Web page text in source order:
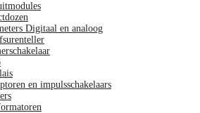
Digitaal en analoog
en impulsschakelaars